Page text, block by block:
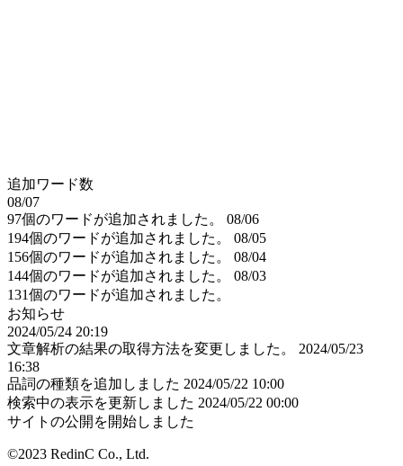
追加ワード数
08/07
97個のワードが追加されました。
08/06
194個のワードが追加されました。
08/05
156個のワードが追加されました。
08/04
144個のワードが追加されました。
08/03
131個のワードが追加されました。
お知らせ
2024/05/24 20:19
文章解析の結果の取得方法を変更しました。
2024/05/23
16:38
品詞の種類を追加しました 2024/05/22 10:00
検索中の表示を更新しました 2024/05/22 00:00
サイトの公開を開始しました
©2023 RedinC Co., Ltd.